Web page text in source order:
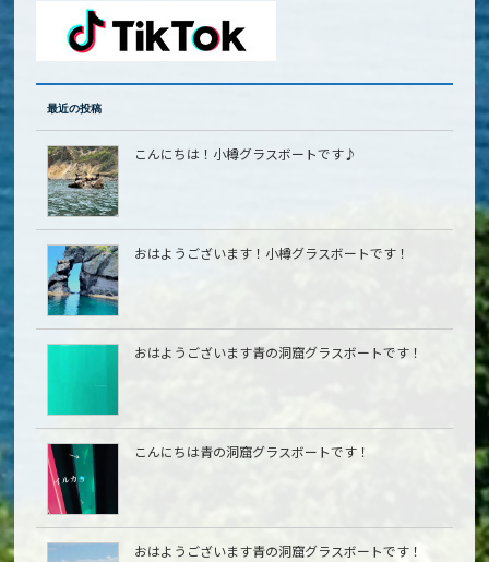
最近の投稿
こんにちは！小樽グラスボートです♪
おはようございます！小樽グラスボートです！
おはようございます青の洞窟グラスボートです！
こんにちは青の洞窟グラスボートです！
おはようございます青の洞窟グラスボートです！